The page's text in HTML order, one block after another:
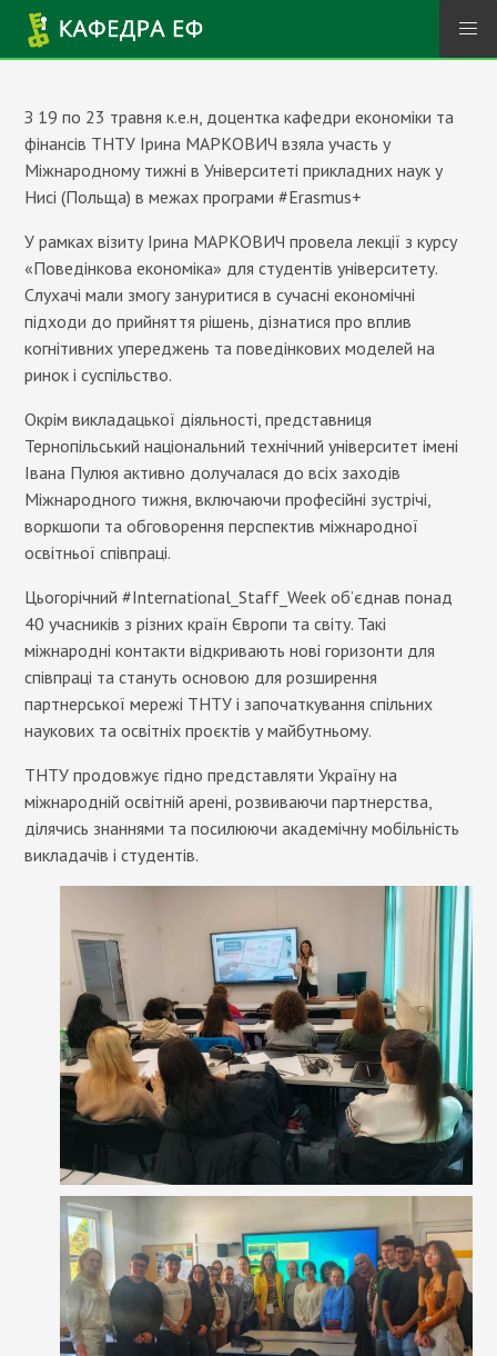
Перейти до основного вмісту
З 19 по 23 травня к.е.н, доцентка кафедри економіки та
фінансів ТНТУ Ірина МАРКОВИЧ взяла участь у
Міжнародному тижні в Університеті прикладних наук у
Нисі (Польща) в межах програми #Erasmus+
У рамках візиту Ірина МАРКОВИЧ провела лекції з курсу
«Поведінкова економіка» для студентів університету.
Слухачі мали змогу зануритися в сучасні економічні
підходи до прийняття рішень, дізнатися про вплив
когнітивних упереджень та поведінкових моделей на
ринок і суспільство.
Окрім викладацької діяльності, представниця
Тернопільський національний технічний університет імені
Івана Пулюя активно долучалася до всіх заходів
Міжнародного тижня, включаючи професійні зустрічі,
воркшопи та обговорення перспектив міжнародної
освітньої співпраці.
Цьогорічний #International_Staff_Week об’єднав понад
40 учасників з різних країн Європи та світу. Такі
міжнародні контакти відкривають нові горизонти для
співпраці та стануть основою для розширення
партнерської мережі ТНТУ і започаткування спільних
наукових та освітніх проєктів у майбутньому.
ТНТУ продовжує гідно представляти Україну на
міжнародній освітній арені, розвиваючи партнерства,
ділячись знаннями та посилюючи академічну мобільність
викладачів і студентів.